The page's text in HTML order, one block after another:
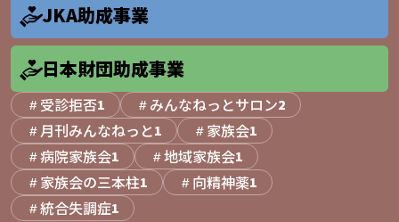
JKA助成事業
日本財団助成事業
受診拒否1 みんなねっとサロン2
月刊みんなねっと1 家族会1
病院家族会1 地域家族会1
家族会の三本柱1 向精神薬1
統合失調症1